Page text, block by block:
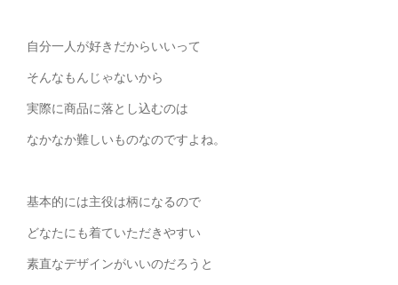
自分一人が好きだからいいって
そんなもんじゃないから
実際に商品に落とし込むのは
なかなか難しいものなのですよね。
基本的には主役は柄になるので
どなたにも着ていただきやすい
素直なデザインがいいのだろうと